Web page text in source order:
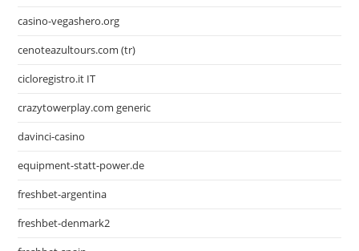
casino-vegashero.org
cenoteazultours.com (tr)
cicloregistro.it IT
crazytowerplay.com generic
davinci-casino
equipment-statt-power.de
freshbet-argentina
freshbet-denmark2